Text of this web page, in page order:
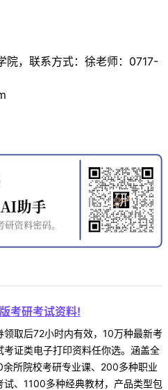
院，联系方式：徐老师：0717-
考研考试资料!
领取后72小时内有效，10万种最新考
考证类电子打印资料任你选。涵盖全
所院校考研专业课、200多种职业
试、1100多种经典教材，产品类型包